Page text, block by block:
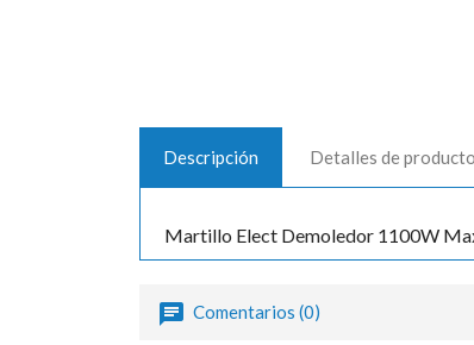
Descripción Detalles de producto
Martillo Elect Demoledor 1100W
Comentarios (0)